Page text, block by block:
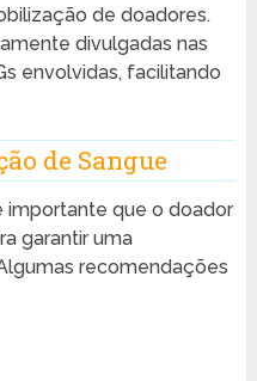
de doadores.
divulgadas nas
envolvidas, facilitando
de Sangue
importante que o doador
garantir uma
recomendações